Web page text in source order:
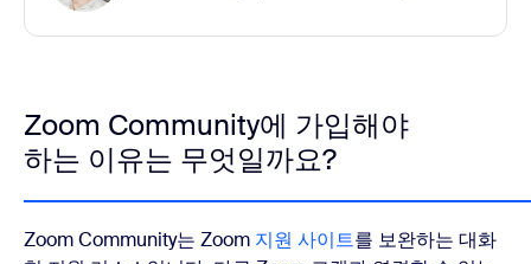
Zoom Community에 가입해야
하는 이유는 무엇일까요?
Zoom Community는 Zoom 지원 사이트를 보완하는 대화